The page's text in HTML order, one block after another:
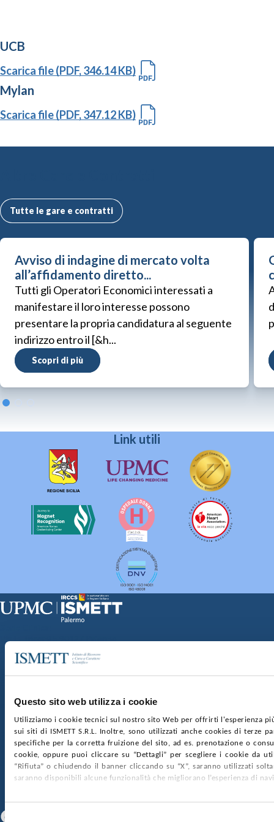
Questo sito web utilizza i cookie
Utilizziamo i cookie tecnici sul nostro sito Web per offrirti l'esperienza
sui siti di ISMETT S.R.L. Inoltre, sono utilizzati anche cookies di terze
specifiche per la corretta fruizione del sito, ad es. prenotazione o
cookie, oppure puoi cliccare su “Dettagli” per scegliere i cookie da
“Rifiuta” o chiudendo il banner cliccando su “X”, saranno utilizzati
saranno disponibili alcune funzionalità che migliorano l’esperienza di
Selezione
UCB
Scarica file (PDF, 346.14 KB)
Mylan
Scarica file (PDF, 347.12 KB)
Tutte le gare e contratti
Avviso di indagine di mercato volta
all’affidamento diretto...
Tutti gli Operatori Economici interessati a
manifestare il loro interesse possono
presentare la propria candidatura al seguente
indirizzo entro il [&h...
Scopri di più
Link utili
Via Discesa dei Giudici 4 90133 Palermo
nr. REA PA-201818 P.I. 04544550827
SOCIETÀ TRASPARENTE WHISTLEBLOWING
GARE E CONTRATTIPRIVACYCOOKIE POLICY
SOSTIENICIMAPPA DEL SITOACCESSIBILITÀ
CONTATTI